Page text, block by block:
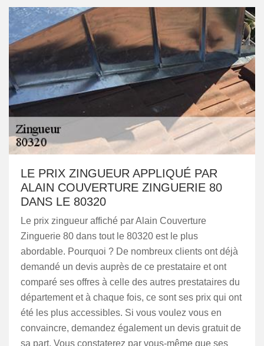
LE PRIX ZINGUEUR APPLIQUÉ PAR
ALAIN COUVERTURE ZINGUERIE 80
DANS LE 80320
Le prix zingueur affiché par Alain Couverture
Zinguerie 80 dans tout le 80320 est le plus
abordable. Pourquoi ? De nombreux clients ont déjà
demandé un devis auprès de ce prestataire et ont
comparé ses offres à celle des autres prestataires du
département et à chaque fois, ce sont ses prix qui ont
été les plus accessibles. Si vous voulez vous en
convaincre, demandez également un devis gratuit de
sa part. Vous constaterez par vous-même que ses